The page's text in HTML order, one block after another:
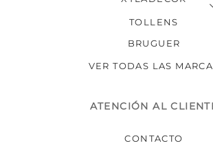
TOLLENS
BRUGUER
VER TODAS LAS
ATENCIÓN AL
CONTACTO